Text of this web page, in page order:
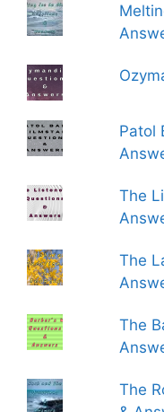
Patol
The
The
The
The